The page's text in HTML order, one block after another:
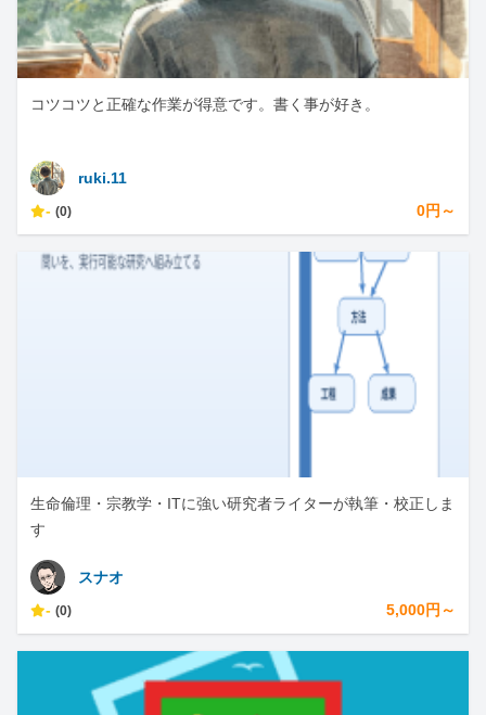
コツコツと正確な作業が得意です。書く事が好き。
ruki.11
- (0) 0円～
生命倫理・宗教学・ITに強い研究者ライターが執筆・校正しま
す
スナオ
- (0) 5,000円～